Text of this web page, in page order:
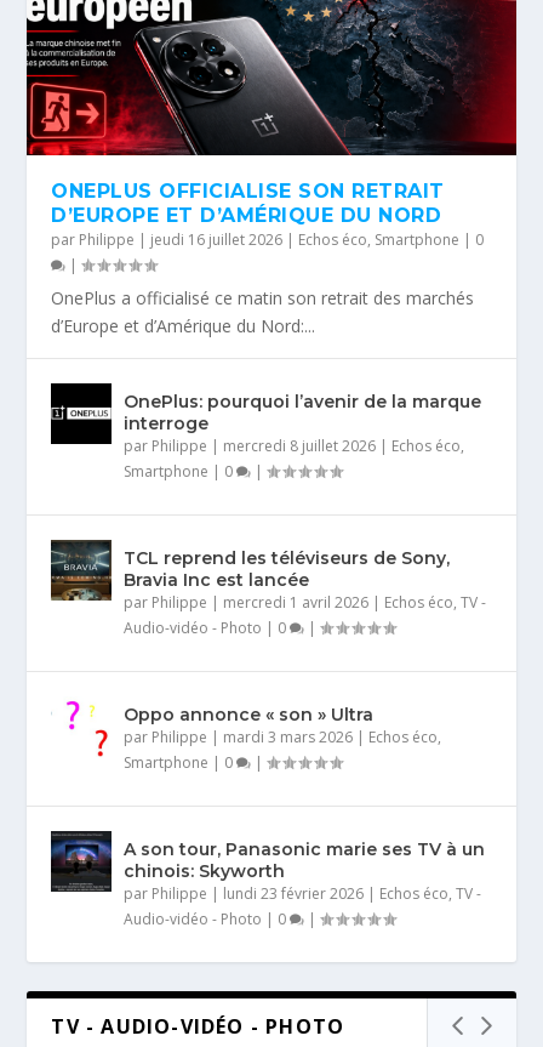
ONEPLUS OFFICIALISE SON RETRAIT
D’EUROPE ET D’AMÉRIQUE DU NORD
par Philippe | jeudi 16 juillet 2026 | Echos éco, Smartphone | 0
|
OnePlus a officialisé ce matin son retrait des marchés
d’Europe et d’Amérique du Nord:...
OnePlus: pourquoi l’avenir de la marque
interroge
par Philippe | mercredi 8 juillet 2026 | Echos éco,
Smartphone | 0 |
TCL reprend les téléviseurs de Sony,
Bravia Inc est lancée
par Philippe | mercredi 1 avril 2026 | Echos éco,TV -
Audio-vidéo - Photo | 0 |
Oppo annonce « son » Ultra
par Philippe | mardi 3 mars 2026 | Echos éco,
Smartphone | 0 |
A son tour, Panasonic marie ses TV à un
chinois: Skyworth
par Philippe | lundi 23 février 2026 | Echos éco,TV -
Audio-vidéo - Photo | 0 |
TV - AUDIO-VIDÉO - PHOTO